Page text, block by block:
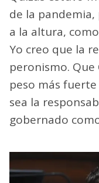
de la
a la altura,
Yo creo que la
peronismo.
peso más
sea la
gobernado